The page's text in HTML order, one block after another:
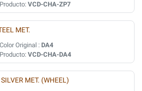
VCD-CHA-ZP7
MET.
Original : DA4
VCD-CHA-DA4
MET. (WHEEL)